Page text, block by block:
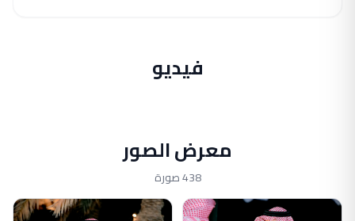
فيديو
معرض الصور
438 صورة